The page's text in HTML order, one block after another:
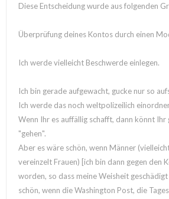
Diese Entscheidung wurde aus folgenden
Überprüfung deines Kontos durch einen
Ich werde vielleicht Beschwerde einlegen.
Ich bin gerade aufgewacht, gucke nur so
Ich werde das noch weltpolizeilich
Wenn Ihr es auffällig schafft, dann könnt Ihr
"gehen".
Aber es wäre schön, wenn Männer
vereinzelt Frauen) [ich bin dann gegen den
worden, so dass meine Weisheit
schön, wenn die Washington Post, die